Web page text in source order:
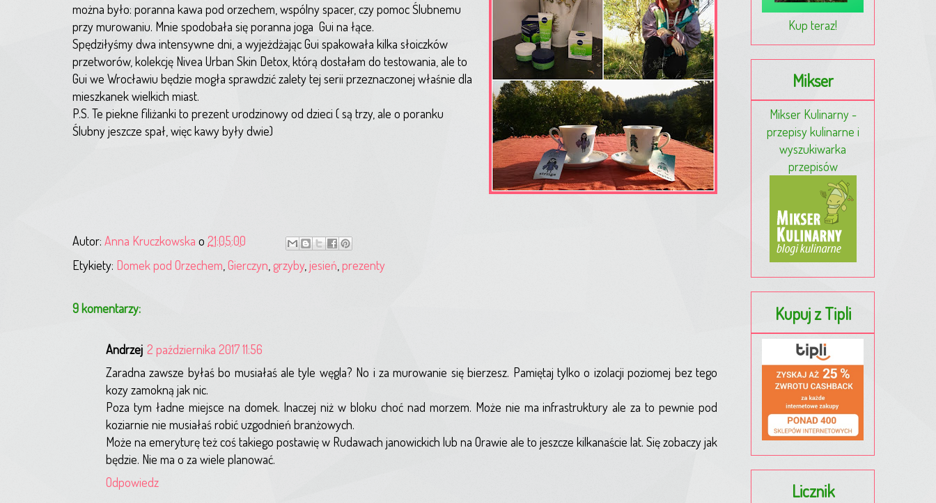
można było: poranna kawa pod orzechem, wspólny spacer, czy pomoc Ślubnemu
przy murowaniu. Mnie spodobała się poranna joga Gui na łące.
Spędziłyśmy dwa intensywne dni, a wyjeżdżając Gui spakowała kilka słoiczków
przetworów, kolekcję Nivea Urban Skin Detox, którą dostałam do testowania, ale to
Gui we Wrocławiu będzie mogła sprawdzić zalety tej serii przeznaczonej właśnie dla
mieszkanek wielkich miast.
P.S. Te piekne filiżanki to prezent urodzinowy od dzieci ( są trzy, ale o poranku
Ślubny jeszcze spał, więc kawy były dwie)
Autor: Anna Kruczkowska o 21:05:00
Etykiety: Domek pod Orzechem Gierczyn grzyby, jesień prezenty
9 komentarzy:
Andrzej 2 października 2017 11:56
Zaradna zawsze byłaś bo musiałaś ale tyle węgla? No i za murowanie się bierzesz. Pamiętaj tylko o izolacji poziomej bez tego
kozy zamokną jak nic.
Poza tym ładne miejsce na domek. Inaczej niż w bloku choć nad morzem. Może nie ma infrastruktury ale za to pewnie pod
koziarnie nie musiałaś robić uzgodnień branżowych.
Może na emeryturę też coś takiego postawię w Rudawach janowickich lub na Orawie ale to jeszcze kilkanaście lat. Się zobaczy jak
będzie. Nie ma o za wiele planować.
Odpowiedz
Kup teraz!
Mikser
Mikser Kulinarny -
przepisy kulinarne i
wyszukiwarka
przepisów
Kupuj z Tipli
Licznik